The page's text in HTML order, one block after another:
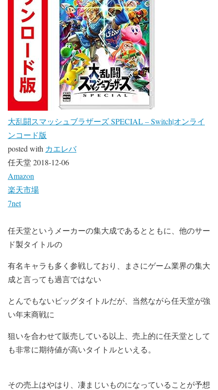
大乱闘スマッシュブラザーズ SPECIAL – Switch|オンライ
ンコード版
posted with カエレバ
任天堂 2018-12-06
Amazon
楽天市場
7net
任天堂というメーカーの集大成であるとともに、他のサー
ド製タイトルの
有名キャラも多く参戦しており、まさにゲーム業界の集大
成と言っても過言ではない
とんでもないビッグタイトルだが、当然ながら任天堂が強
い年末商戦に
狙いを合わせて販売している以上、売上的に任天堂として
も非常に期待値が高いタイトルといえる。
その売上はやはり、凄まじいものになっていることが予想